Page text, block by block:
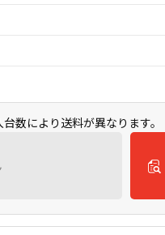
により送料が異なります。